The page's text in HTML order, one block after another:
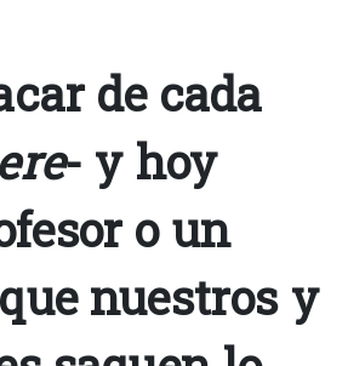
de cada
- y hoy
o un
nuestros y